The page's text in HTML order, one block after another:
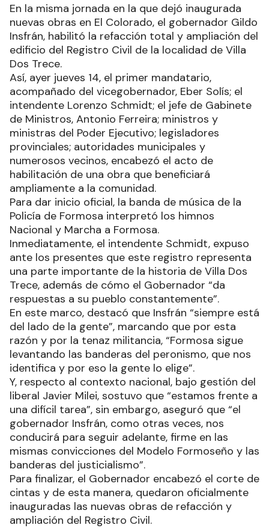
En la misma jornada en la que dejó inaugurada
nuevas obras en El Colorado, el gobernador Gildo
Insfrán, habilitó la refacción total y ampliación del
edificio del Registro Civil de la localidad de Villa
Dos Trece.
Así, ayer jueves 14, el primer mandatario,
acompañado del vicegobernador, Eber Solís; el
intendente Lorenzo Schmidt; el jefe de Gabinete
de Ministros, Antonio Ferreira; ministros y
ministras del Poder Ejecutivo; legisladores
provinciales; autoridades municipales y
numerosos vecinos, encabezó el acto de
habilitación de una obra que beneficiará
ampliamente a la comunidad.
Para dar inicio oficial, la banda de música de la
Policía de Formosa interpretó los himnos
Nacional y Marcha a Formosa.
Inmediatamente, el intendente Schmidt, expuso
ante los presentes que este registro representa
una parte importante de la historia de Villa Dos
Trece, además de cómo el Gobernador “da
respuestas a su pueblo constantemente”.
En este marco, destacó que Insfrán “siempre está
del lado de la gente”, marcando que por esta
razón y por la tenaz militancia, “Formosa sigue
levantando las banderas del peronismo, que nos
identifica y por eso la gente lo elige”.
Y, respecto al contexto nacional, bajo gestión del
liberal Javier Milei, sostuvo que “estamos frente a
una difícil tarea”, sin embargo, aseguró que “el
gobernador Insfrán, como otras veces, nos
conducirá para seguir adelante, firme en las
mismas convicciones del Modelo Formoseño y las
banderas del justicialismo”.
Para finalizar, el Gobernador encabezó el corte de
cintas y de esta manera, quedaron oficialmente
inauguradas las nuevas obras de refacción y
ampliación del Registro Civil.